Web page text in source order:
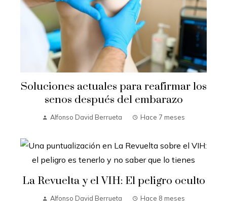
Soluciones actuales para reafirmar los
senos después del embarazo
Alfonso David Berrueta Hace 7 meses
La Revuelta y el VIH: El peligro oculto
Alfonso David Berrueta Hace 8 meses